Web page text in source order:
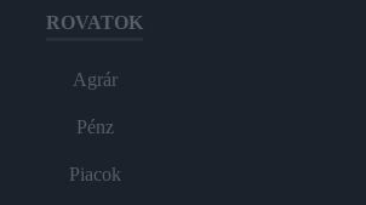
ROVATOK
Agrár
Pénz
Piacok